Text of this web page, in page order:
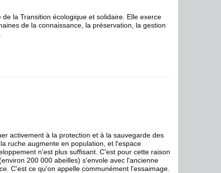
la Transition écologique et solidaire. Elle exerce
de la connaissance, la préservation, la gestion
activement à la protection et à la sauvegarde des
ruche augmente en population, et l'espace
n'est plus suffisant. C'est pour cette raison
200 000 abeilles) s'envole avec l'ancienne
C'est ce qu'on appelle communément l'essaimage.